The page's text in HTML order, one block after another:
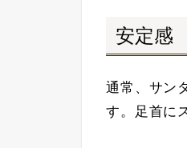
安定感
通常、サン
す。足首に